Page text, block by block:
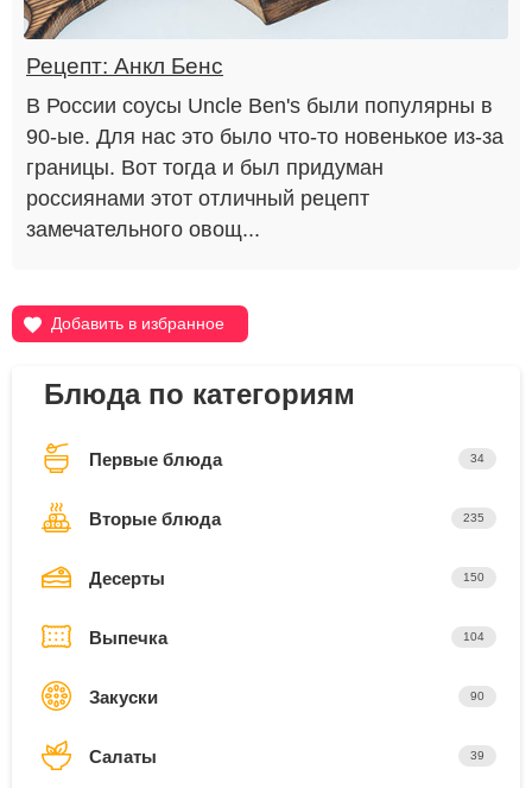
Рецепт: Анкл Бенс
В России соусы Uncle Ben's были популярны в
90-ые. Для нас это было что-то новенькое из-за
границы. Вот тогда и был придуман
россиянами этот отличный рецепт
замечательного овощ...
Добавить в избранное
Блюда по категориям
Первые блюда 34
Вторые блюда 235
Десерты 150
Выпечка 104
Закуски 90
Салаты 39